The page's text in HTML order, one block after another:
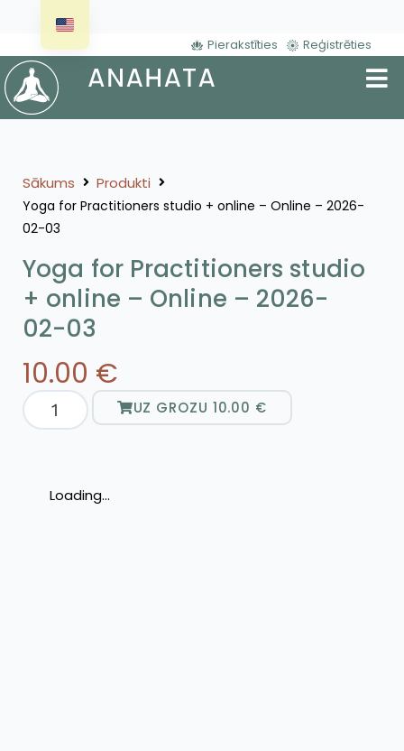
Pierakstīties Reģistrēties
Sākums Produkti
Yoga for Practitioners studio + online – Online – 2026-
02-03
Yoga for Practitioners studio
+ online – Online – 2026-
02-03
10.00 €
UZ GROZU 10.00 €
Loading...